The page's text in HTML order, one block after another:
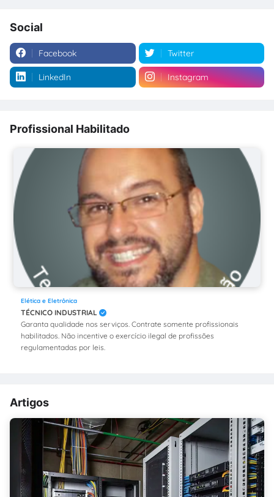
Social
Facebook Twitter
LinkedIn Instagram
Profissional Habilitado
Elética e Eletrônica
TÉCNICO INDUSTRIAL
Garanta qualidade nos serviços. Contrate somente profissionais
habilitados. Não incentive o exercício ilegal de profissões
regulamentadas por leis.
Artigos